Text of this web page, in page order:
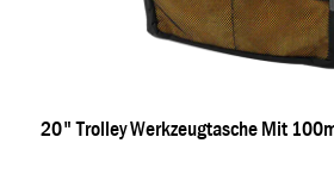
20" Trolley Werkzeugtasche Mit